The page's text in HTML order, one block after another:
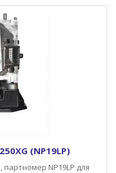
(NP19LP)
NP19LP для